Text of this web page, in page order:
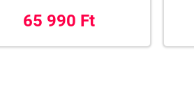
65 990 Ft